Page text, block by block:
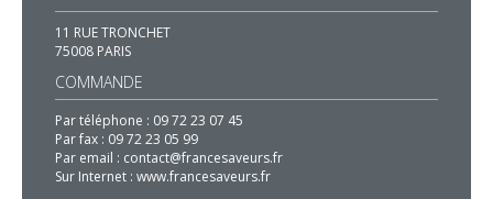
11 RUE TRONCHET
75008 PARIS
COMMANDE
Par téléphone : 09 72 23 07 45
Par fax : 09 72 23 05 99
Par email : contact@francesaveurs.fr
Sur Internet : www.francesaveurs.fr